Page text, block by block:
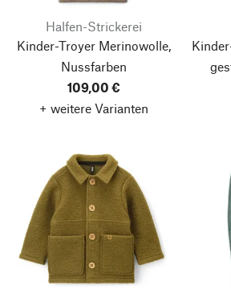
Halfen-Strickerei
Kinder-Troyer Merinowolle,
Nussfarben
109,00 €
+ weitere Varianten